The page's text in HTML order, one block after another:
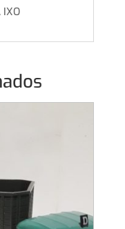
IXO